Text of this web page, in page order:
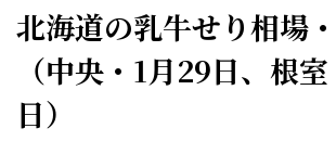
北海道の乳牛せり相場
（中央・1月29日、根
日）